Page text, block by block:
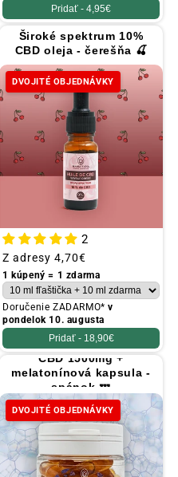
Pridať - 4,95€
Široké spektrum 10%
CBD oleja - čerešňa 🍒
DVOJITÉ OBJEDNÁVKY
2
Obvyklá
cena
Z adresy 4,70€
1 kúpený = 1 zdarma
Doručenie ZADARMO*v
pondelok 10. augusta
Pridať - 18,90€
CBD 1500mg +
melatonínová kapsula -
spánok 💤
DVOJITÉ OBJEDNÁVKY